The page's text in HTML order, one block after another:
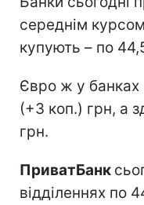
середнім
купують – по
Євро ж у
(+3 коп.) грн, а
грн.
ПриватБанк
відділеннях по